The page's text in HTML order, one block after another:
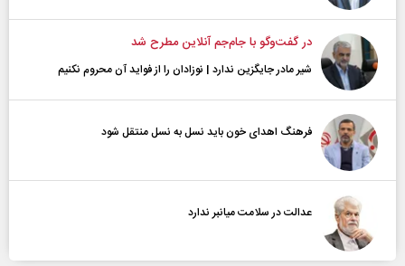
در گفت‌و‌گو با جام‌جم آنلاین مطرح شد
شیر مادر جایگزین ندارد | نوزادان را از فواید آن محروم نکنیم
فرهنگ اهدای خون باید نسل به نسل منتقل شود
عدالت در سلامت میانبر ندارد